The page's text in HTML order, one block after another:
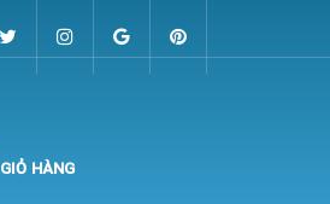
GIỎ HÀNG